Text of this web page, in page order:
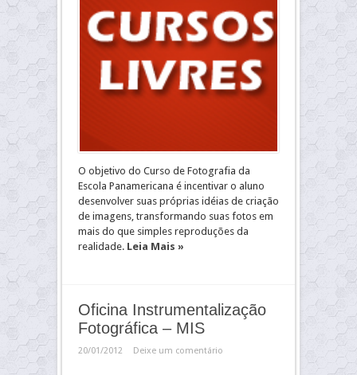
O objetivo do Curso de Fotografia da
Escola Panamericana é incentivar o aluno
desenvolver suas próprias idéias de criação
de imagens, transformando suas fotos em
mais do que simples reproduções da
realidade. Leia Mais »
Oficina Instrumentalização
Fotográfica – MIS
20/01/2012 Deixe um comentário